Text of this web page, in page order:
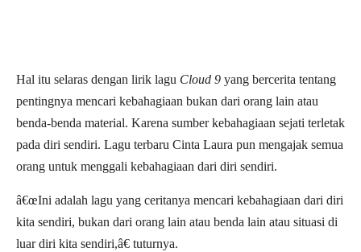
Hal itu selaras dengan lirik lagu Cloud 9 yang bercerita tentang
pentingnya mencari kebahagiaan bukan dari orang lain atau
benda-benda material. Karena sumber kebahagiaan sejati terletak
pada diri sendiri. Lagu terbaru Cinta Laura pun mengajak semua
orang untuk menggali kebahagiaan dari diri sendiri.
â€œIni adalah lagu yang ceritanya mencari kebahagiaan dari diri
kita sendiri, bukan dari orang lain atau benda lain atau situasi di
luar diri kita sendiri,â€ tuturnya.